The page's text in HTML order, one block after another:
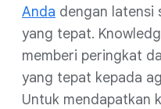
Anda dengan latensi
yang tepat.
memberi peringkat
yang tepat kepada
Untuk mendapatkan